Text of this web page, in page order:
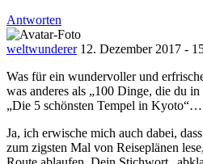
Antworten
weltwunderer 12. Dezember 2017 -
Was für ein wundervoller und
was anderes als „100 Dinge, die du
„Die 5 schönsten Tempel in Kyoto“…
Ja, ich erwische mich auch dabei,
zum zigsten Mal von Reiseplänen